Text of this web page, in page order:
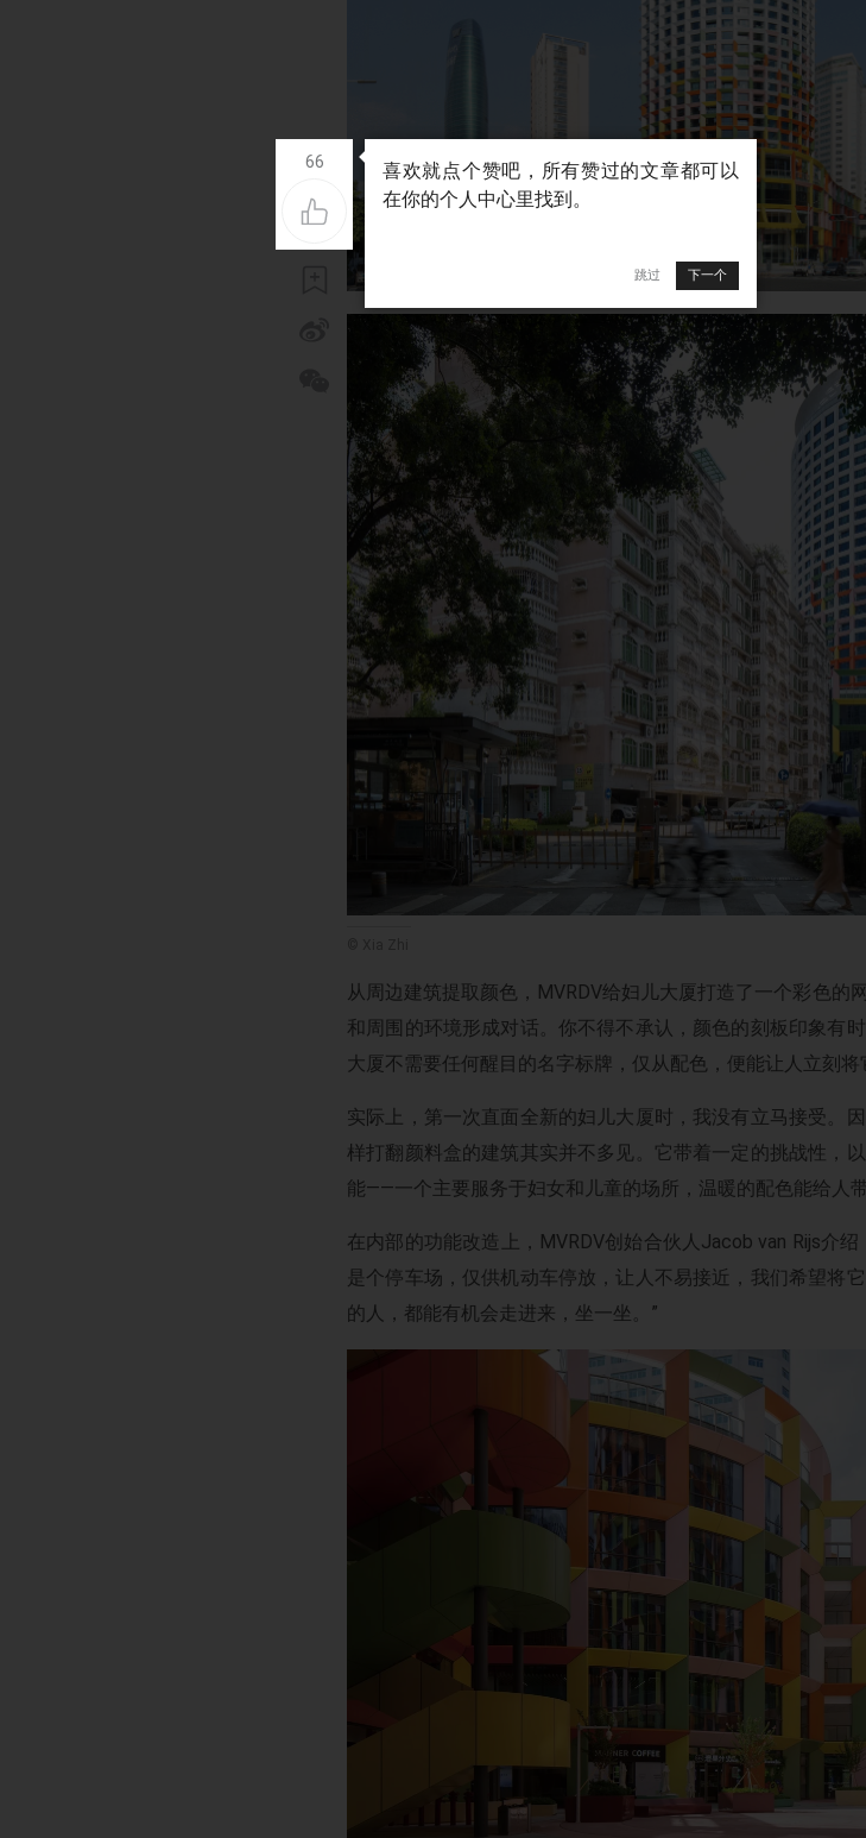
66
从周边建筑提取颜色，MVRDV给妇儿大厦打造了一个彩色的
和周围的环境形成对话。你不得不承认，颜色的刻板印象有
大厦不需要任何醒目的名字标牌，仅从配色，便能让人立刻将
实际上，第一次直面全新的妇儿大厦时，我没有立马接受。
样打翻颜料盒的建筑其实并不多见。它带着一定的挑战性，
能——一个主要服务于妇女和儿童的场所，温暖的配色能给人
在内部的功能改造上，MVRDV创始合伙人Jacob van Rijs介
是个停车场，仅供机动车停放，让人不易接近，我们希望将
的人，都能有机会走进来，坐一坐。”
跳过 下一个